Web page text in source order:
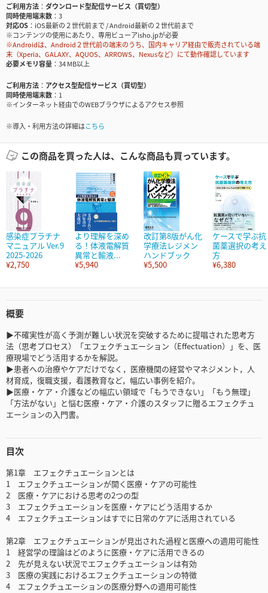
ご利用方法
ダウンロード型配信サービス（買切型）
同時使用端末数
3
対応OS
iOS最新の２世代前まで / Android最新の２世代前まで
※コンテンツの使用にあたり、専用ビューアisho.jpが必要
※Androidは、Android２世代前の端末のうち、国内キャリア経由で販売されている端
末（Xperia、GALAXY、AQUOS、ARROWS、Nexusなど）にて動作確認しています
必要メモリ容量
34 MB以上
ご利用方法
アクセス型配信サービス（買切型）
同時使用端末数
1
※インターネット経由でのWEBブラウザによるアクセス参照
※導入・利用方法の詳細はこちら
この商品を買った人は、こんな商品も買っています。
感染症プラチナ
マニュアル Ver.9
2025-2026
¥2,750
より理解を深め
る！体液電解質
異常と輸液...
¥5,940
改訂第8版がん化
学療法レジメン
ハンドブック
¥5,500
ケースで学ぶ抗
菌薬選択の考え
方
¥6,380
概要
▶不確実性が高く予測が難しい状況を突破するために提唱された思考方
法（思考プロセス）「エフェクチュエーション（Effectuation）」を、医
療現場でどう活用するかを解説。
▶患者への治療やケアだけでなく，医療機関の経営やマネジメント，人
材育成，復職支援，看護教育など，幅広い事例を紹介。
▶医療・ケア・介護などの幅広い領域で「もうできない」「もう無理」
「方法がない」と悩む医療・ケア・介護のスタッフに贈るエフェクチュ
エーションの入門書。
目次
第1章 エフェクチュエーションとは
1 エフェクチュエーションが開く医療・ケアの可能性
2 医療・ケアにおける思考の2つの型
3 エフェクチュエーションを医療・ケアにどう活用するか
4 エフェクチュエーションはすでに日常のケアに活用されている
第2章 エフェクチュエーションが見出された過程と医療への適用可能性
1 経営学の理論はどのように医療・ケアに活用できるの
2 先が見えない状況でエフェクチュエーションは有効
3 医療の実践におけるエフェクチュエーションの特徴
4 エフェクチュエーションの医療分野への適用可能性